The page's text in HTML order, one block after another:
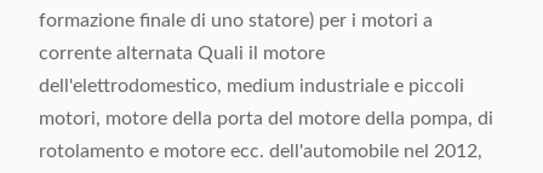
formazione finale di uno statore) per i motori a
corrente alternata Quali il motore
dell'elettrodomestico, medium industriale e piccoli
motori, motore della porta del motore della pompa, di
rotolamento e motore ecc. dell'automobile nel 2012,